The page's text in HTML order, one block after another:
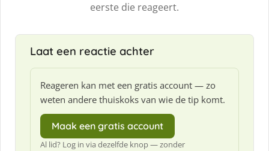
eerste die reageert.
Laat een reactie achter
Reageren kan met een gratis account — zo
weten andere thuiskoks van wie de tip komt.
Maak een gratis account
Al lid? Log in via dezelfde knop — zonder